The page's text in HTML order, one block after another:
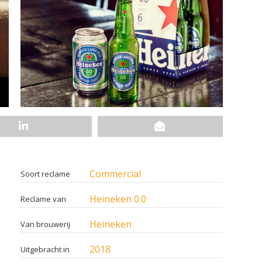
Soort reclame Commercial
Reclame van Heineken 0.0
Van brouwerij Heineken
Uitgebracht in
2018